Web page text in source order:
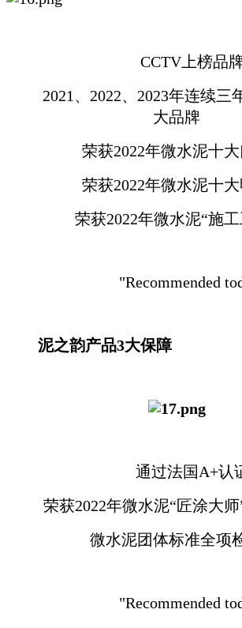
CCTV上榜品
2021、2022、2023年连续三
大品牌
荣获2022年微水泥十大
荣获2022年微水泥十大
荣获2022年微水泥“施工
"Recommended
泥之韵产品3大保障
通过法国A+认
荣获2022年微水泥“匠涂大师
微水泥团体标准全项
"Recommended